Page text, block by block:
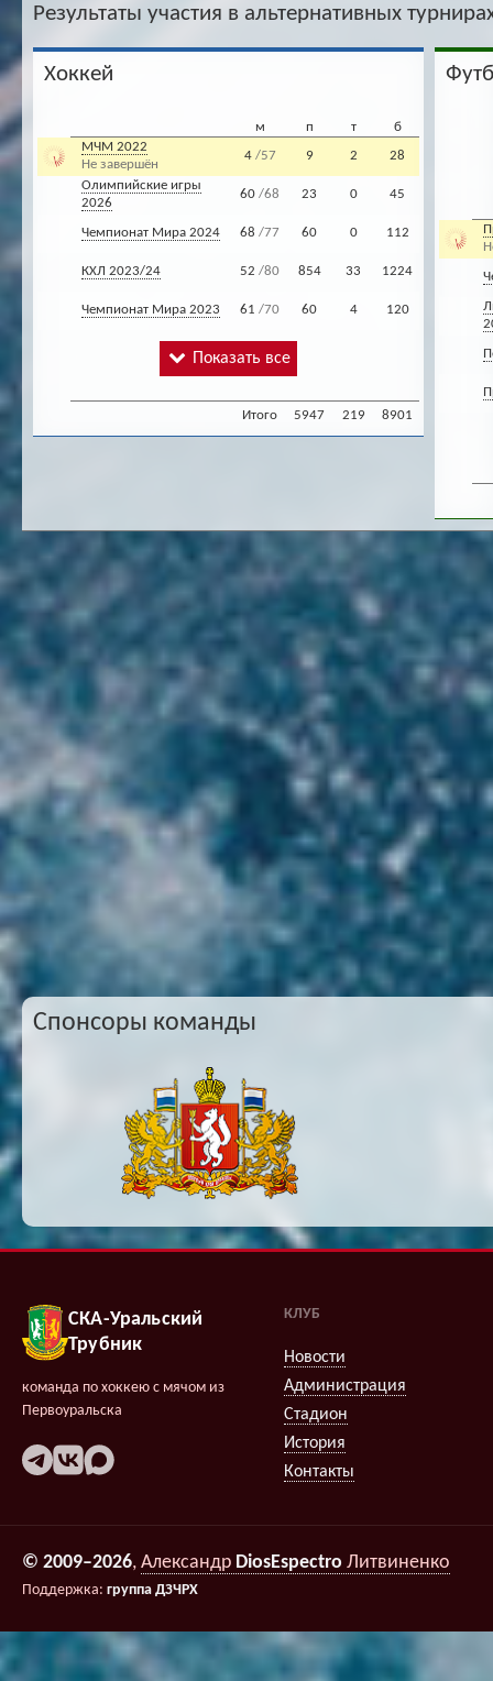
Результаты участия в альтернативных
Хоккей
м п т
б
МЧМ 2022
Не завершён
4/57 9 2 28
Олимпийские игры
2026
60 /68 23 0 45
Чемпионат Мира 2024 68 /77 60 0 112
КХЛ 2023/24 52 /80 854 33 1224
Чемпионат Мира 2023 61 /70 60 4 120
Показать все
Итого 5947 219 8901
Спонсоры команды
СКА-Уральский
Трубник
команда по хоккею с мячом из
Первоуральска
КЛУБ
Новости
Администрация
Стадион
История
Контакты
© 2009–2026, Александр DiosEspectro Литвиненко
Поддержка: группа ДЗЧРХ